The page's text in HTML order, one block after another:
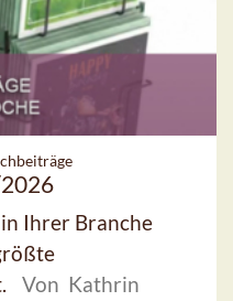
Ihrer Branche
Von Kathrin